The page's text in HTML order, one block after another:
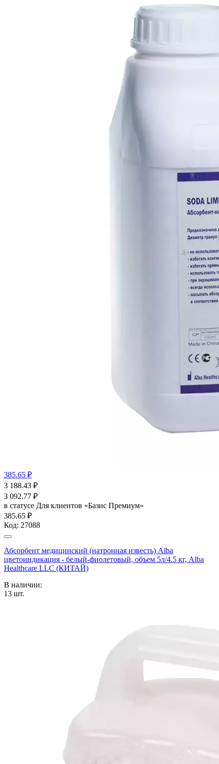
385.65 ₽
3 188.43 ₽
3 092.77 ₽
в статусе Для клиентов «Базис Премиум»
385.65 ₽
Код: 27088
Абсорбент медицинский (натронная известь) Alba
цветоиндикация - белый-фиолетовый, объем 5л/4.5 кг, Alba
Healthcare LLC (КИТАЙ)
В наличии:
13 шт.